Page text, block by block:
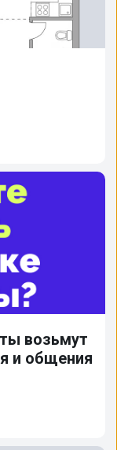
возьмут
и общения